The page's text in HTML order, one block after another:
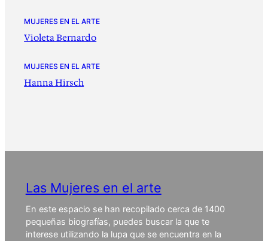
MUJERES EN EL ARTE
Violeta Bernardo
MUJERES EN EL ARTE
Hanna Hirsch
Las Mujeres en el arte
En este espacio se han recopilado cerca de 1400
pequeñas biografías, puedes buscar la que te
interese utilizando la lupa que se encuentra en la